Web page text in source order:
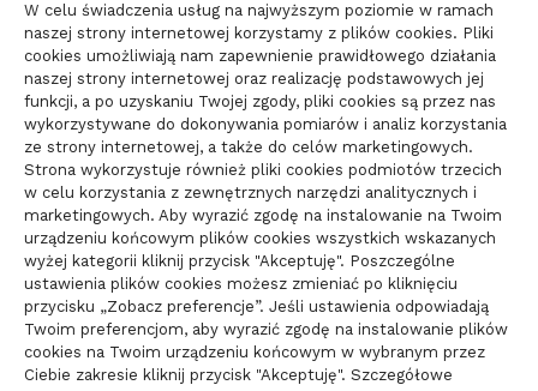
W celu świadczenia usług na najwyższym poziomie w ramach
naszej strony internetowej korzystamy z plików cookies. Pliki
cookies umożliwiają nam zapewnienie prawidłowego działania
naszej strony internetowej oraz realizację podstawowych jej
funkcji, a po uzyskaniu Twojej zgody, pliki cookies są przez nas
wykorzystywane do dokonywania pomiarów i analiz korzystania
ze strony internetowej, a także do celów marketingowych.
Strona wykorzystuje również pliki cookies podmiotów trzecich
w celu korzystania z zewnętrznych narzędzi analitycznych i
marketingowych. Aby wyrazić zgodę na instalowanie na Twoim
urządzeniu końcowym plików cookies wszystkich wskazanych
wyżej kategorii kliknij przycisk "Akceptuję". Poszczególne
ustawienia plików cookies możesz zmieniać po kliknięciu
przycisku „Zobacz preferencje”. Jeśli ustawienia odpowiadają
Twoim preferencjom, aby wyrazić zgodę na instalowanie plików
cookies na Twoim urządzeniu końcowym w wybranym przez
Ciebie zakresie kliknij przycisk "Akceptuję". Szczegółowe
Parkiet do domu do spokojnego
wnętrza: jak wybrać materiał
świadomie
10/06/2026